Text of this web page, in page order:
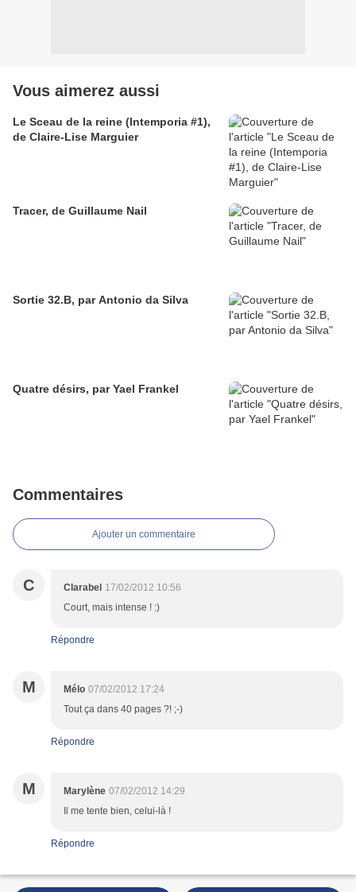
Vous aimerez aussi
Le Sceau de la reine (Intemporia #1),
de Claire-Lise Marguier
Tracer, de Guillaume Nail
Sortie 32.B, par Antonio da Silva
Quatre désirs, par Yael Frankel
Commentaires
Ajouter un commentaire
C Clarabel 17/02/2012 10:56
Court, mais intense ! :)
Répondre
M Mélo 07/02/2012 17:24
Tout ça dans 40 pages ?! ;-)
Répondre
M Marylène 07/02/2012 14:29
Il me tente bien, celui-là !
Répondre